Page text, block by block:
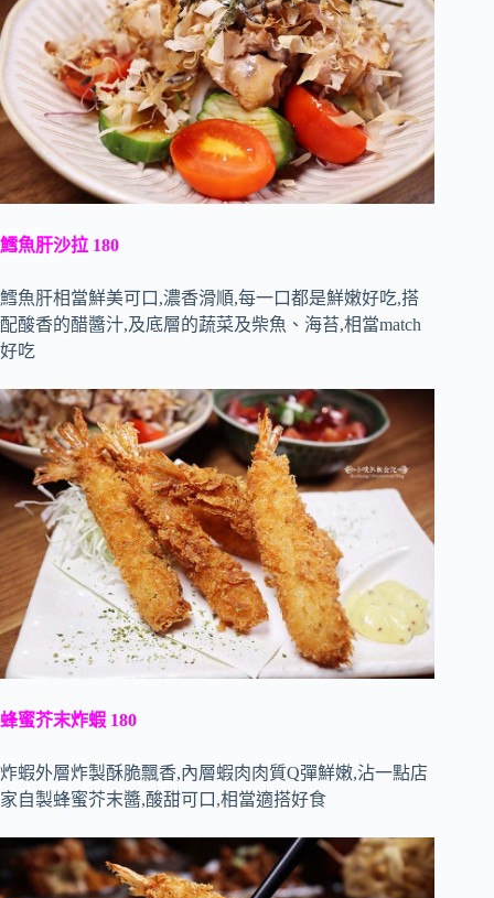
鱈魚肝沙拉 180
鱈魚肝相當鮮美可口,濃香滑順,每一口都是鮮嫩好吃,搭
配酸香的醋醬汁,及底層的蔬菜及柴魚、海苔,相當match
好吃
蜂蜜芥末炸蝦 180
炸蝦外層炸製酥脆飄香,內層蝦肉肉質Q彈鮮嫩,沾一點店
家自製蜂蜜芥末醬,酸甜可口,相當適搭好食